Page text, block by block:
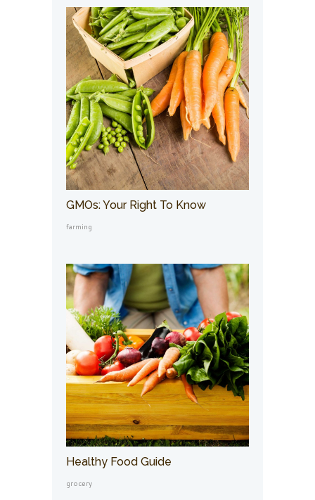
GMOs: Your Right To Know
farming
Healthy Food Guide
grocery